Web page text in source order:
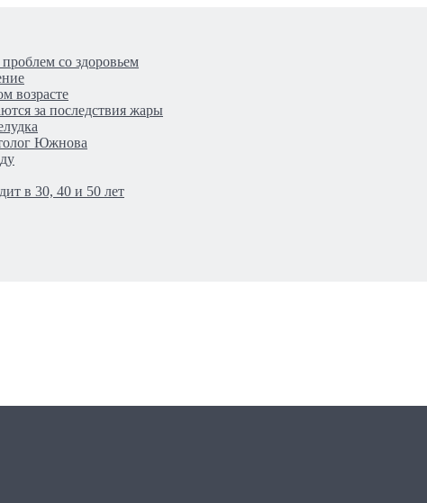
со здоровьем
возрасте
за последствия жары
Южнова
в 30, 40 и 50 лет